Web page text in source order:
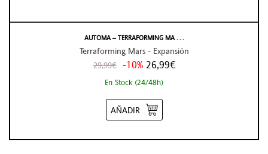
AUTOMA – TERRAFORMING MA . . .
Terraforming Mars - Expansión
29,99€ -10% 26,99€
En Stock (24/48h)
AÑADIR